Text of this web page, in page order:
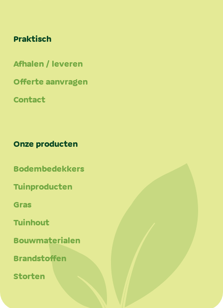
Praktisch
Afhalen / leveren
Offerte aanvragen
Contact
Onze producten
Bodembedekkers
Tuinproducten
Gras
Tuinhout
Bouwmaterialen
Brandstoffen
Storten